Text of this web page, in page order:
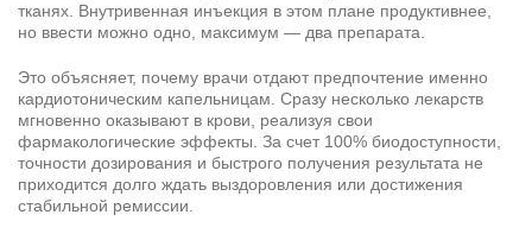
тканях. Внутривенная инъекция в этом плане продуктивнее,
но ввести можно одно, максимум — два препарата.
Это объясняет, почему врачи отдают предпочтение именно
кардиотоническим капельницам. Сразу несколько лекарств
мгновенно оказывают в крови, реализуя свои
фармакологические эффекты. За счет 100% биодоступности,
точности дозирования и быстрого получения результата не
приходится долго ждать выздоровления или достижения
стабильной ремиссии.